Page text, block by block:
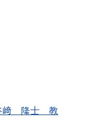
﨑 隆士 教